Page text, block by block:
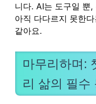
니다. AI는 도구일 뿐
아직 다다르지 못한
같아요.
마무리하며:
리 삶의 필수